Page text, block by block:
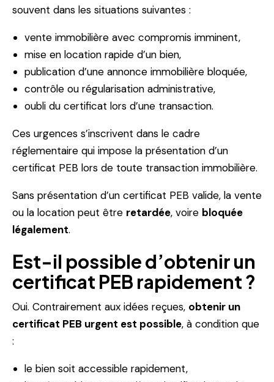
souvent dans les situations suivantes :
vente immobilière avec compromis imminent,
mise en location rapide d’un bien,
publication d’une annonce immobilière bloquée,
contrôle ou régularisation administrative,
oubli du certificat lors d’une transaction.
Ces urgences s’inscrivent dans le cadre
réglementaire qui impose la présentation d’un
certificat PEB lors de toute transaction immobilière.
Sans présentation d’un certificat PEB valide, la vente
ou la location peut être retardée, voire bloquée
légalement.
Est-il possible d’obtenir un
certificat PEB rapidement ?
Oui. Contrairement aux idées reçues, obtenir un
certificat PEB urgent est possible, à condition que
:
le bien soit accessible rapidement,